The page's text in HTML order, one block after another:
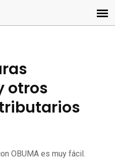
otros
OBUMA es muy fácil.